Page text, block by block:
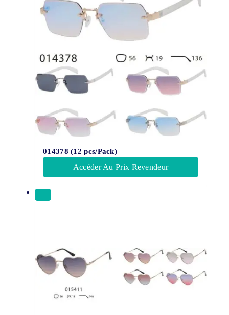
014378 (12 pcs/Pack)
Accéder Au Prix Revendeur